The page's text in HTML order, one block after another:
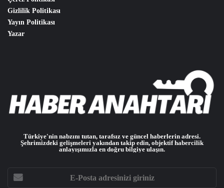
Gizlilik Politikası
Yayın Politikası
Yazar
Türkiye'nin nabzını tutan, tarafsız ve güncel haberlerin adresi.
Şehrimizdeki gelişmeleri yakından takip edin, objektif habercilik
anlayışımızla en doğru bilgiye ulaşın.
Posta